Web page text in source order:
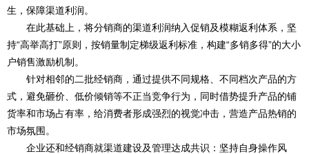
生，保障渠道利润。
在此基础上，将分销商的渠道利润纳入促销及模糊返利体系，坚
持“高举高打”原则，按销量制定梯级返利标准，构建“多销多得”的大小
户销售激励机制。
针对相邻的二批经销商，通过提供不同规格、不同档次产品的方
式，避免砸价、低价倾销等不正当竞争行为，同时借势提升产品的铺
货率和市场占有率，给消费者形成强烈的视觉冲击，营造产品热销的
市场氛围。
企业还和经销商就渠道建设及管理达成共识：坚持自身操作风